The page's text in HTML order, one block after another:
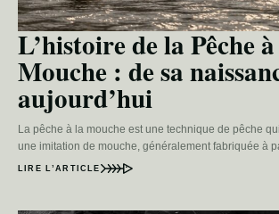
L’histoire de la Pêche
Mouche : de sa
aujourd’hui
La pêche à la mouche est une technique de pêche
une imitation de mouche, généralement fabriquée à
LIRE L’ARTICLE